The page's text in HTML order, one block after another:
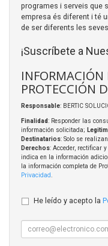
programes i serveis que
empresa és diferent i té
de ser diferents les
¡Suscríbete a
INFORMACIÓN
PROTECCIÓN
Responsable: BERTIC
Finalidad: Responder las
información solicitada;
Destinatarios: Solo se
Derechos: Acceder, rectificar
indica en la información
la información completa de
Privacidad
He leído y acepto la